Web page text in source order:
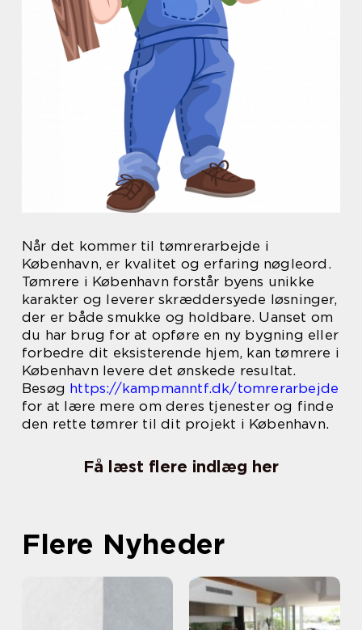
Når det kommer til tømrerarbejde i
København, er kvalitet og erfaring nøgleord.
Tømrere i København forstår byens unikke
karakter og leverer skræddersyede løsninger,
der er både smukke og holdbare. Uanset om
du har brug for at opføre en ny bygning eller
forbedre dit eksisterende hjem, kan tømrere i
København levere det ønskede resultat.
Besøg https://kampmanntf.dk/tomrerarbejde
for at lære mere om deres tjenester og finde
den rette tømrer til dit projekt i København.
Få læst flere indlæg her
Flere Nyheder